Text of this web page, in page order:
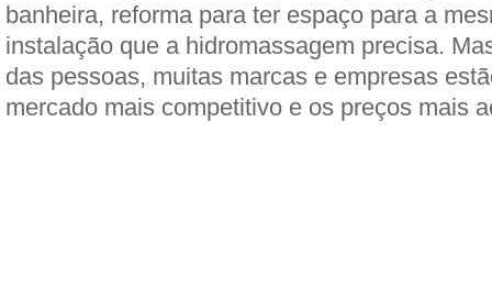
banheira, reforma para ter espaço para a
instalação que a hidromassagem precisa.
das pessoas, muitas marcas e empresas
mercado mais competitivo e os preços mais